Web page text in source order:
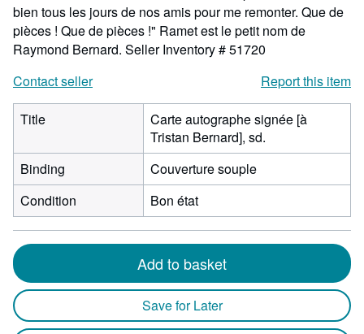
bien tous les jours de nos amis pour me remonter. Que de
pièces ! Que de pièces !" Ramet est le petit nom de
Raymond Bernard. Seller Inventory # 51720
Contact seller
Report this item
Title
Carte autographe signée [à
Tristan Bernard], sd.
Binding
Couverture souple
Condition
Bon état
Add to basket
Save for Later